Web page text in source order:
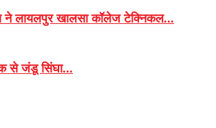
ने लायलपुर खालसा कॉलेज टेक्निकल...
से जंडू सिंघा...